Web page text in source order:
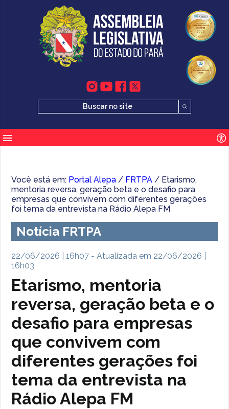
Você está em: Portal Alepa / FRTPA / Etarismo,
mentoria reversa, geração beta e o desafio para
empresas que convivem com diferentes gerações
foi tema da entrevista na Rádio Alepa FM
Notícia FRTPA
22/06/2026 | 16h07 - Atualizada em 22/06/2026 |
16h03
Etarismo, mentoria
reversa, geração beta e o
desafio para empresas
que convivem com
diferentes gerações foi
tema da entrevista na
Rádio Alepa FM